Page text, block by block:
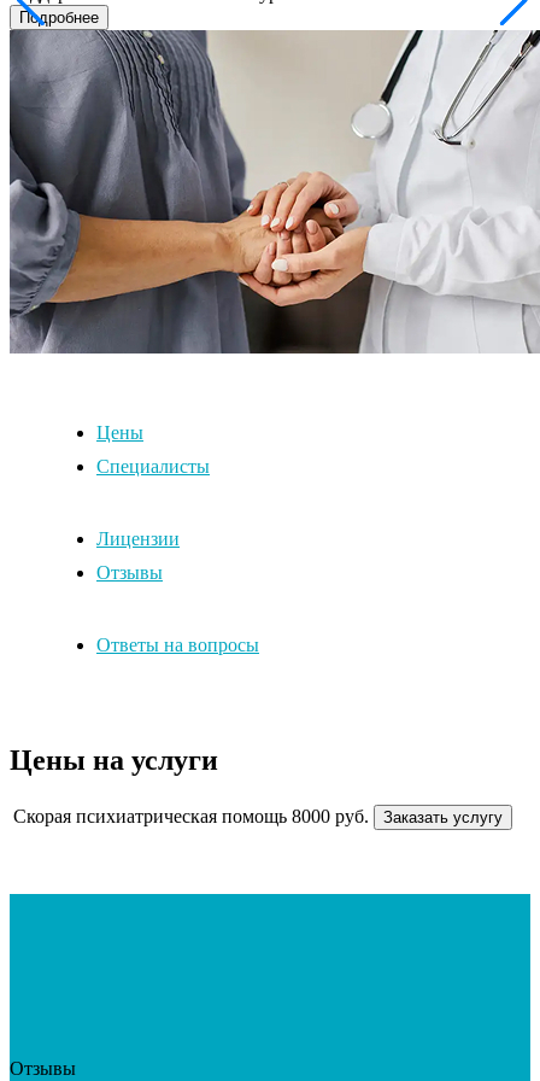
Подробнее
Цены
Специалисты
Лицензии
Отзывы
Ответы на вопросы
Цены на услуги
Скорая психиатрическая помощь 8000 руб. Заказать услугу
Отзывы